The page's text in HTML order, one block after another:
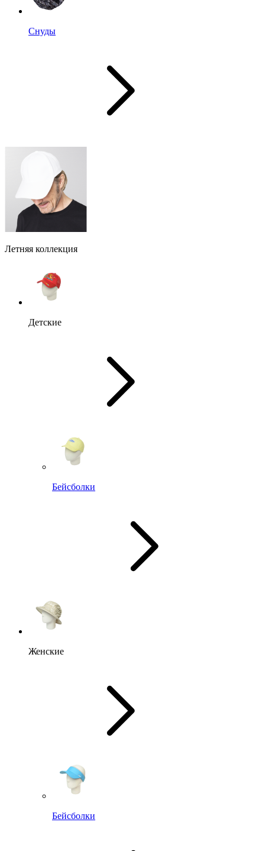
Снуды
Летняя коллекция
Детские
Бейсболки
Женские
Бейсболки